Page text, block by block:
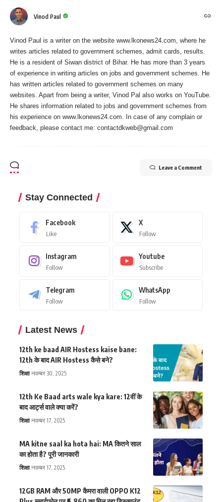
Vinod Paul
Vinod Paul is a writer on the website www.lkonews24.com, where he
writes articles related to government schemes, admit cards, results.
He is a resident of Siwan district of Bihar. He has more than 3 years
of experience in writing articles on jobs and government schemes. He
has written articles related to government schemes on many
websites. Apart from being a writer, Vinod Pal also works on YouTube.
He shares information related to jobs and government schemes from
his experience on www.lkonews24.com. In case of any complain or
feedback, please contact me: contactdkweb@gmail.com
Leave a Comment
Stay Connected
Facebook
Like
X
Follow
Instagram
Follow
Youtube
Subscribe
Telegram
Follow
WhatsApp
Follow
Latest News
12th ke baad AIR Hostess kaise bane:
12th के बाद AIR Hostess कैसे बने?
शिक्षा नवम्बर 30, 2025
12th Ke Baad arts wale kya kare: 12वीं के
बाद आर्ट्स वाले क्या करें?
शिक्षा नवम्बर 17, 2025
MA kitne saal ka hota hai: MA कितने साल
का होता है? पूरी जानकारी
शिक्षा नवम्बर 17, 2025
12GB RAM और 50MP कैमरा वाली OPPO K12